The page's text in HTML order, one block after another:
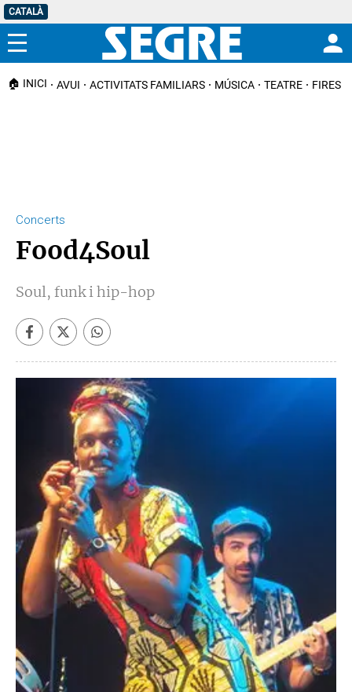
CATALÀ
Menú
🏠 INICI AVUI ACTIVITATS FAMILIARS MÚSICA TEATRE FIRES I
Concerts
Food4Soul
Soul, funk i hip-hop